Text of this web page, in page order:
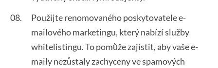
Použijte renomovaného poskytovatele e-
mailového marketingu, který nabízí služby
whitelistingu. To pomůže zajistit, aby vaše e-
maily nezůstaly zachyceny ve spamových